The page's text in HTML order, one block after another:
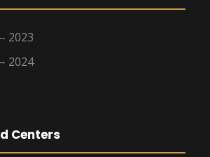
2023
2024
Centers